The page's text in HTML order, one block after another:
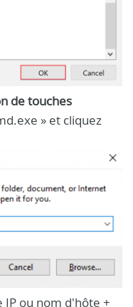
de touches
» et cliquez
IP ou nom d'hôte +